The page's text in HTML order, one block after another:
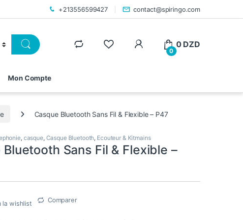
+213556599427 contact@spiringo.com
0
0 DZD
Mon Compte
Casque Bluetooth Sans Fil & Flexible – P47
, casque, Casque Bluetooth, Ecouteur & Kitmains
Bluetooth Sans Fil & Flexible –
la wishlist Comparer